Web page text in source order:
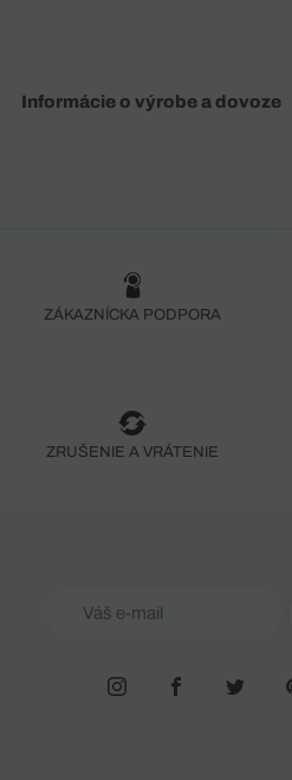
Informácie o výrobe a dovoze
ZÁKAZNÍCKA PODPORA
ZRUŠENIE A VRÁTENIE